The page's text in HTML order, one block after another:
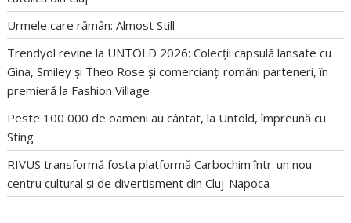
Urmele care rămân: Almost Still
Trendyol revine la UNTOLD 2026: Colecții capsulă lansate cu
Gina, Smiley și Theo Rose și comercianți români parteneri, în
premieră la Fashion Village
Peste 100 000 de oameni au cântat, la Untold, împreună cu
Sting
RIVUS transformă fosta platformă Carbochim într-un nou
centru cultural și de divertisment din Cluj-Napoca